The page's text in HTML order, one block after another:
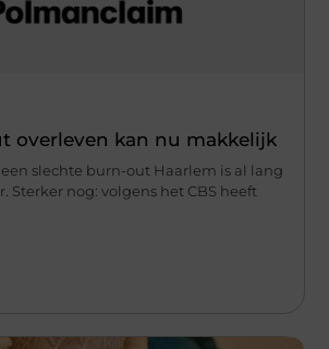
overleven kan nu makkelijk
slechte burn-out Haarlem is al lang
Sterker nog: volgens het CBS heeft